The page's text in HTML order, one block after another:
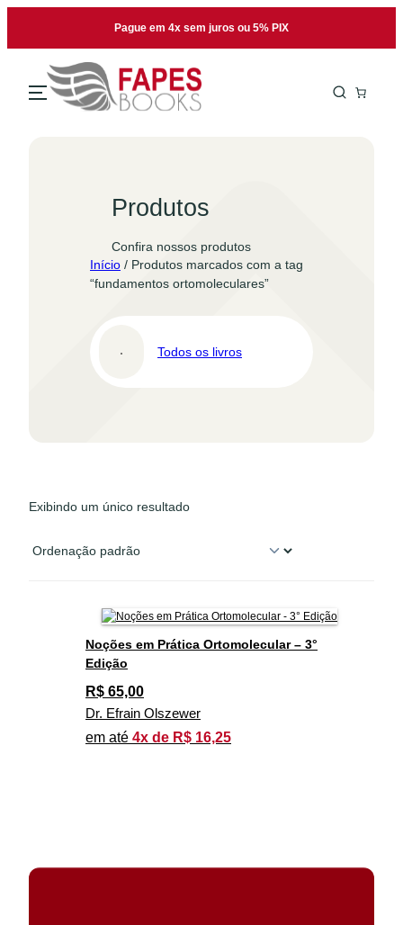
o
conteúdo
Pague em 4x sem juros ou 5% PIX
Produtos
Confira nossos produtos
Início / Produtos marcados com a tag
“fundamentos ortomoleculares”
Todos os livros
Exibindo um único resultado
Noções em Prática Ortomolecular – 3°
Edição
R$ 65,00
Dr. Efrain Olszewer
em até 4x de R$ 16,25